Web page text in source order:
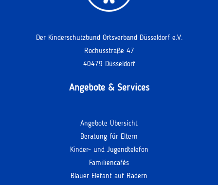
Der Kinderschutzbund Ortsverband Düsseldorf e.V.
Rochusstraße 47
40479 Düsseldorf
Angebote & Services
Angebote Übersicht
Beratung für Eltern
Kinder- und Jugendtelefon
Familiencafés
Blauer Elefant auf Rädern